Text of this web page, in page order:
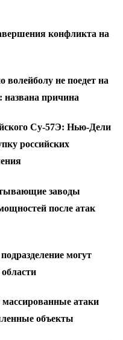
конфликта на
не поедет на
причина
Су-57Э: Нью-Дели
российских
заводы
после атак
могут
массированные атаки
объекты